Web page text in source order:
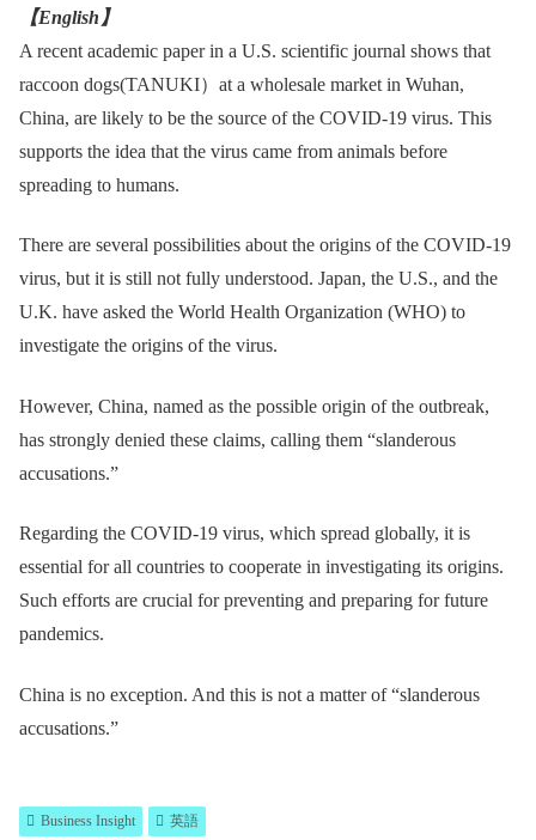
【English】
A recent academic paper in a U.S. scientific journal shows that
raccoon dogs(TANUKI）at a wholesale market in Wuhan,
China, are likely to be the source of the COVID-19 virus. This
supports the idea that the virus came from animals before
spreading to humans.
There are several possibilities about the origins of the COVID-19
virus, but it is still not fully understood. Japan, the U.S., and the
U.K. have asked the World Health Organization (WHO) to
investigate the origins of the virus.
However, China, named as the possible origin of the outbreak,
has strongly denied these claims, calling them “slanderous
accusations.”
Regarding the COVID-19 virus, which spread globally, it is
essential for all countries to cooperate in investigating its origins.
Such efforts are crucial for preventing and preparing for future
pandemics.
China is no exception. And this is not a matter of “slanderous
accusations.”
Business Insight 英語